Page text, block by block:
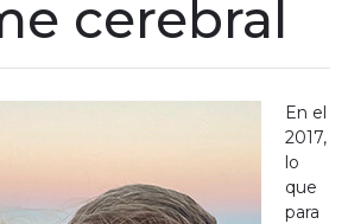
cerebral
En el
2017,
lo
que
para